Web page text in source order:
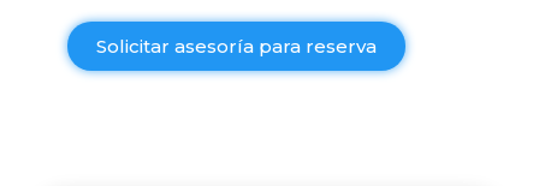
Solicitar asesoría para reserva